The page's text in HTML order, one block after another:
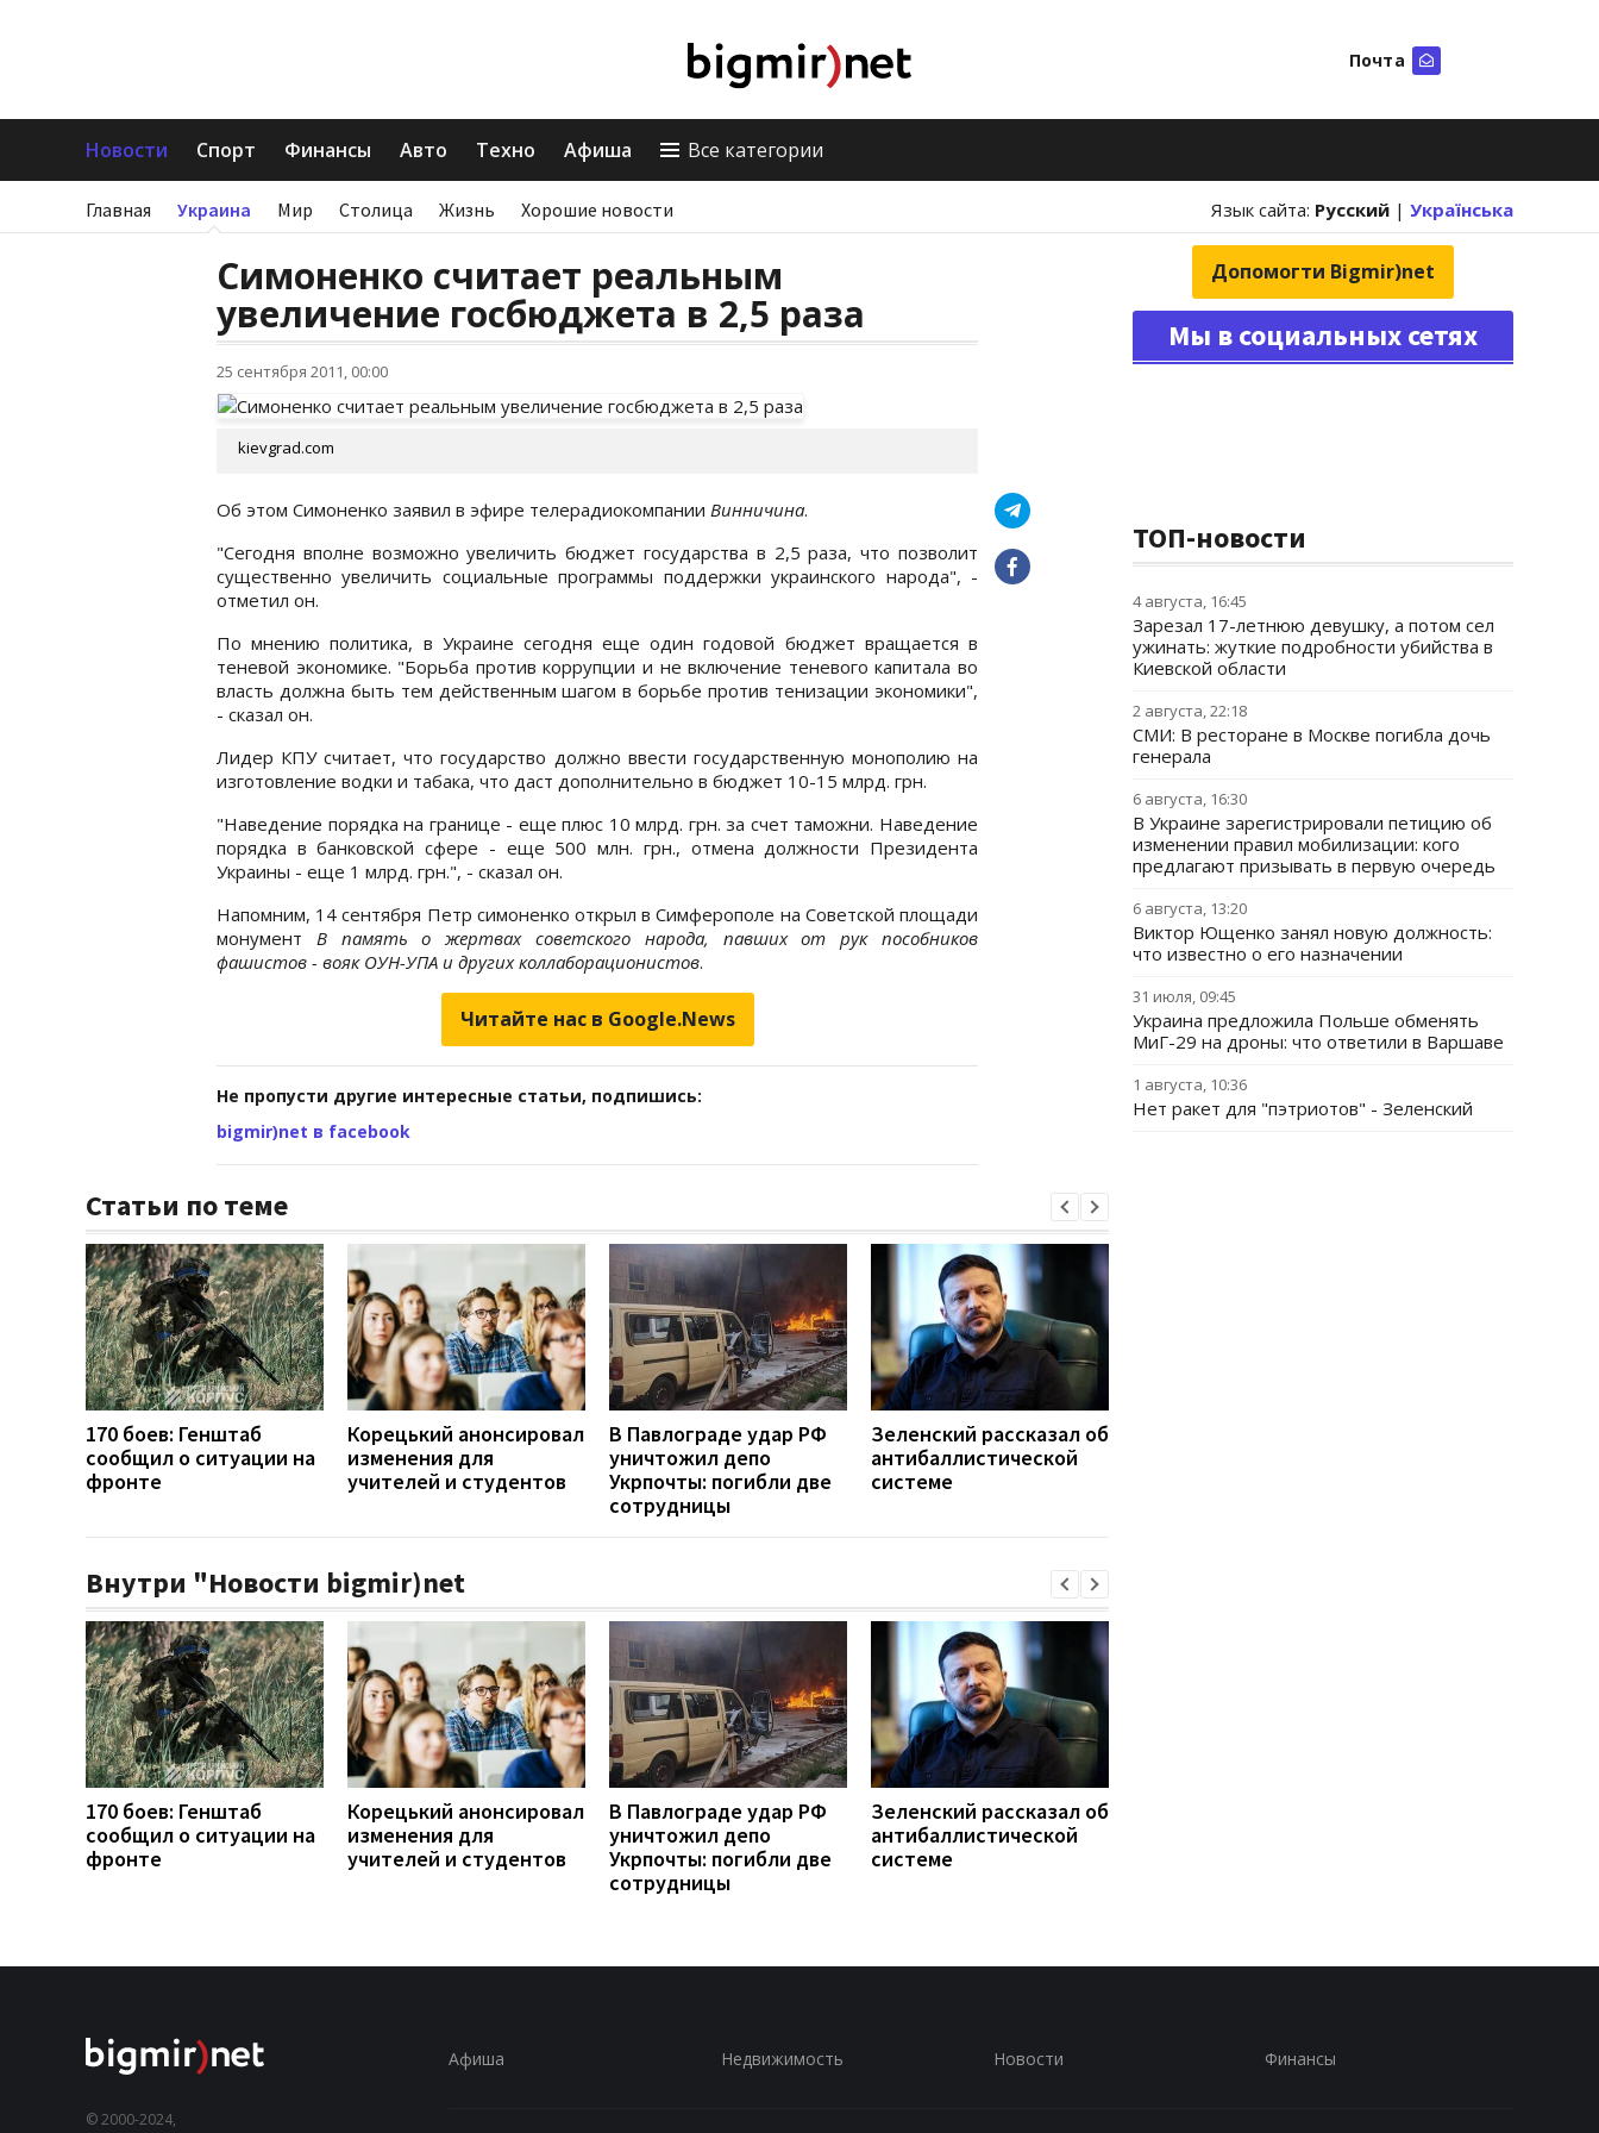
Почта
Новости Спорт Финансы Авто Техно Афиша Все категории
Главная Украина Мир Столица Жизнь Хорошие новости Язык сайта: Русский | Українська
Симоненко считает реальным
увеличение госбюджета в 2,5 раза
25 сентября 2011, 00:00
kievgrad.com
Об этом Симоненко заявил в эфире телерадиокомпании Винничина.
"Сегодня вполне возможно увеличить бюджет государства в 2,5 раза, что позволит
существенно увеличить социальные программы поддержки украинского народа", -
отметил он.
По мнению политика, в Украине сегодня еще один годовой бюджет вращается в
теневой экономике. "Борьба против коррупции и не включение теневого капитала во
власть должна быть тем действенным шагом в борьбе против тенизации экономики",
- сказал он.
Лидер КПУ считает, что государство должно ввести государственную монополию на
изготовление водки и табака, что даст дополнительно в бюджет 10-15 млрд. грн.
"Наведение порядка на границе - еще плюс 10 млрд. грн. за счет таможни. Наведение
порядка в банковской сфере - еще 500 млн. грн., отмена должности Президента
Украины - еще 1 млрд. грн.", - сказал он.
Напомним, 14 сентября Петр симоненко открыл в Симферополе на Советской площади
монумент В память о жертвах советского народа, павших от рук пособников
фашистов - вояк ОУН-УПА и других коллаборационистов.
Читайте нас в Google.News
Не пропусти другие интересные статьи, подпишись:
bigmir)net в facebook
Статьи по теме
170 боев: Генштаб
сообщил о ситуации на
фронте
Корецький анонсировал
изменения для
учителей и студентов
В Павлограде удар РФ
уничтожил депо
Укрпочты: погибли две
сотрудницы
Зеленский рассказал об
антибаллистической
системе
Внутри "Новости bigmir)net
170 боев: Генштаб
сообщил о ситуации на
фронте
Корецький анонсировал
изменения для
учителей и студентов
В Павлограде удар РФ
уничтожил депо
Укрпочты: погибли две
сотрудницы
Зеленский рассказал об
антибаллистической
системе
Допомогти Bigmir)net
Мы в социальных сетях
ТОП-новости
4 августа, 16:45
Зарезал 17-летнюю девушку, а потом сел
ужинать: жуткие подробности убийства в
Киевской области
2 августа, 22:18
СМИ: В ресторане в Москве погибла дочь
генерала
6 августа, 16:30
В Украине зарегистрировали петицию об
изменении правил мобилизации: кого
предлагают призывать в первую очередь
6 августа, 13:20
Виктор Ющенко занял новую должность:
что известно о его назначении
31 июля, 09:45
Украина предложила Польше обменять
МиГ-29 на дроны: что ответили в Варшаве
1 августа, 10:36
Нет ракет для "пэтриотов" - Зеленский
© 2000-2024,
Афиша Недвижимость Новости Финансы